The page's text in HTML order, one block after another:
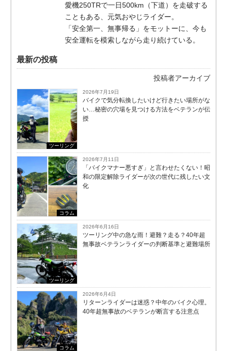
愛機250TRで一日500km（下道）を走破する
こともある、元気おやじライダー。
「安全第一、無事帰る」をモットーに、今も
安全運転を模索しながら走り続けている。
最新の投稿
投稿者アーカイブ
ツーリング
2026年7月19日
バイクで気分転換したいけど行きたい場所がな
い…秘密の穴場を見つける方法をベテランが伝
授
コラム
2026年7月11日
「バイクマナー悪すぎ」と言わせたくない！昭
和の限定解除ライダーが次の世代に残したい文
化
ツーリング
2026年6月16日
ツーリング中の急な雨！避難？走る？40年超
無事故ベテランライダーの判断基準と避難場所
コラム
2026年6月4日
リターンライダーは迷惑？中年のバイク心理。
40年超無事故のベテランが断言する注意点